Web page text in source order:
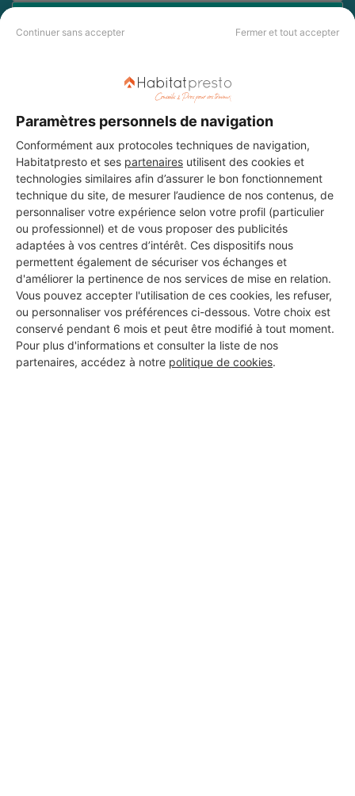
Continuer sans accepter Fermer et tout accepter
Paramètres personnels de navigation
Conformément aux protocoles techniques de navigation,
Habitatpresto et ses partenaires utilisent des cookies et
technologies similaires afin d’assurer le bon fonctionnement
technique du site, de mesurer l’audience de nos contenus, de
personnaliser votre expérience selon votre profil (particulier
ou professionnel) et de vous proposer des publicités
adaptées à vos centres d’intérêt. Ces dispositifs nous
permettent également de sécuriser vos échanges et
d'améliorer la pertinence de nos services de mise en relation.
Vous pouvez accepter l'utilisation de ces cookies, les refuser,
ou personnaliser vos préférences ci-dessous. Votre choix est
conservé pendant 6 mois et peut être modifié à tout moment.
Pour plus d'informations et consulter la liste de nos
partenaires, accédez à notre politique de cookies.
Les 2 autres Carreleurs pour
vos travaux à Caussade
MOHAMED AL MADAOUI
Caussade
Voir sa fiche
B H constructions
Caussade